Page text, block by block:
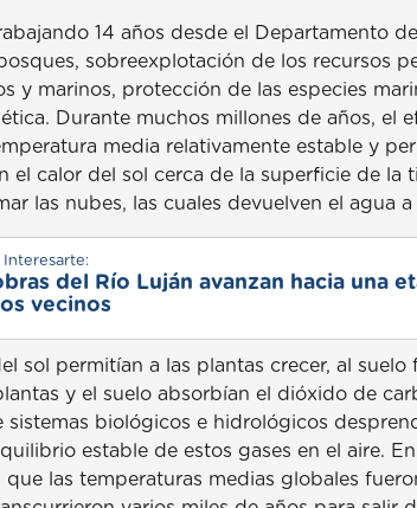
14 años desde el Departamento
sobreexplotación de los recursos
y marinos, protección de las especies
Durante muchos millones de años, el
media relativamente estable y
el calor del sol cerca de la superficie de la
las nubes, las cuales devuelven el agua a
Interesarte:
del Río Luján avanzan hacia una
vecinos
sol permitían a las plantas crecer, al
y el suelo absorbían el dióxido de
sistemas biológicos e hidrológicos
estable de estos gases en el aire.
las temperaturas medias globales